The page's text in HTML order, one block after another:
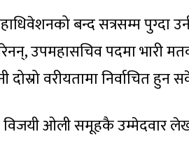
बन्द सत्रसम्म पुग्दा
उपमहासचिव पदमा भारी
दोस्रो वरीयतामा निर्वाचित हुन
ओली समूहकै उम्मेदवार